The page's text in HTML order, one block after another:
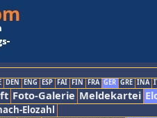
DEN ENG ESP FAI FIN FRA GER GRE INA
Foto-Galerie Meldekartei
Elozahl